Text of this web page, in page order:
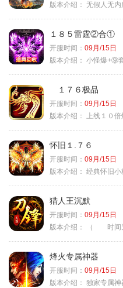
版本介绍： 无假人无
１８５雷霆②合①
开服时间： 09月/15日
版本介绍： 小怪爆+⑨
１７６极品
开服时间： 09月/15日
版本介绍：
上线１０
怀旧１.７６
开服时间： 09月/15日
版本介绍： 经典怀旧小
猎人王沉默
开服时间： 09月/15日
版本介绍：
（ 时间
烽火专属神器
开服时间： 09月/15日
版本介绍： 独家专属